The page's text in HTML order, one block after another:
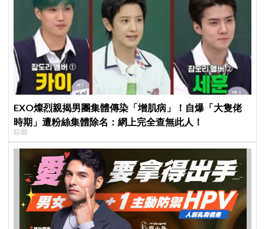
EXO燦烈親揭男團集體傳染「增肌病」！自爆「大隻佬
時期」遭粉絲集體除名：網上完全查無此人！
綜藝